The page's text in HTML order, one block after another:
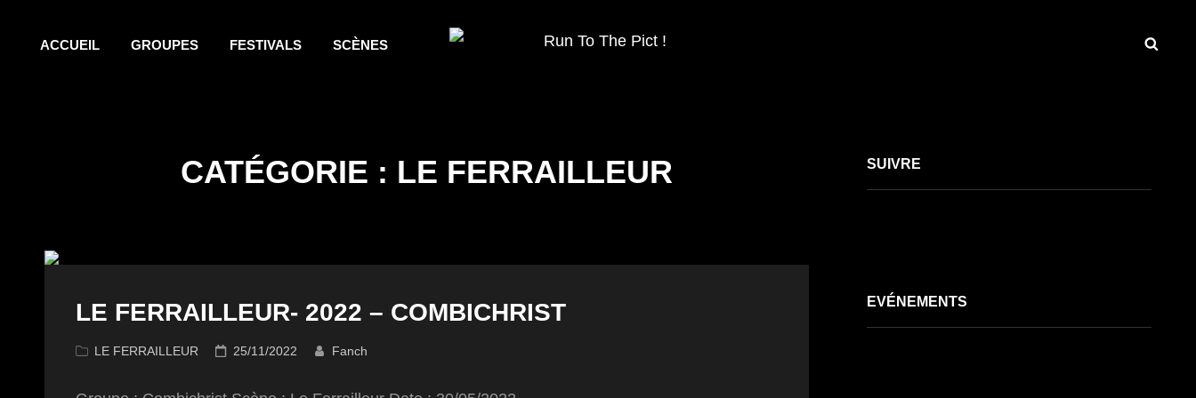
ACCUEIL GROUPES FESTIVALS SCÈNES
CATÉGORIE : LE FERRAILLEUR
LE FERRAILLEUR- 2022 – COMBICHRIST
Cat
LE FERRAILLEUR
Posted
25/11/2022 Fanch
SUIVRE
EVÉNEMENTS